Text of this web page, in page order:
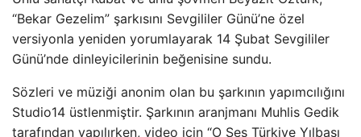
“Bekar Gezelim” şarkısını Sevgililer Günü’ne özel
versiyonla yeniden yorumlayarak 14 Şubat Sevgililer
Günü’nde dinleyicilerinin beğenisine sundu.
Sözleri ve müziği anonim olan bu şarkının yapımcılığını
Studio14 üstlenmiştir. Şarkının aranjmanı Muhlis Gedik
tarafından yapılırken, video için “O Ses Türkiye Yılbaşı